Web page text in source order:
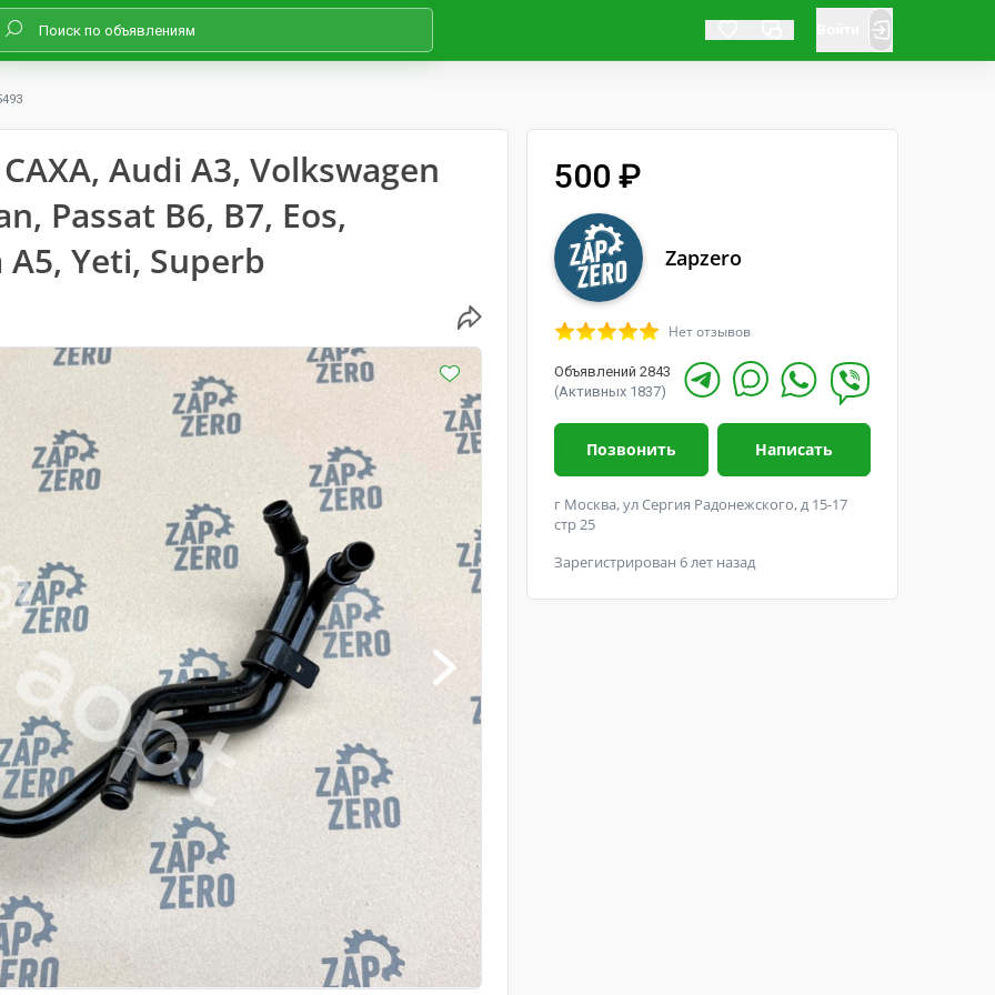
Audi A3, Volkswagen
Passat B6, B7, Eos,
Yeti, Superb
500 ₽
Zapzero
Нет отзывов
Объявлений 2843
(Активных 1837)
Позвонить Написать
г Москва, ул Сергия Радонежского, д 15-17
стр 25
Зарегистрирован 6 лет назад